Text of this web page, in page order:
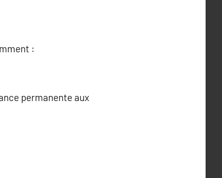
:
permanente aux